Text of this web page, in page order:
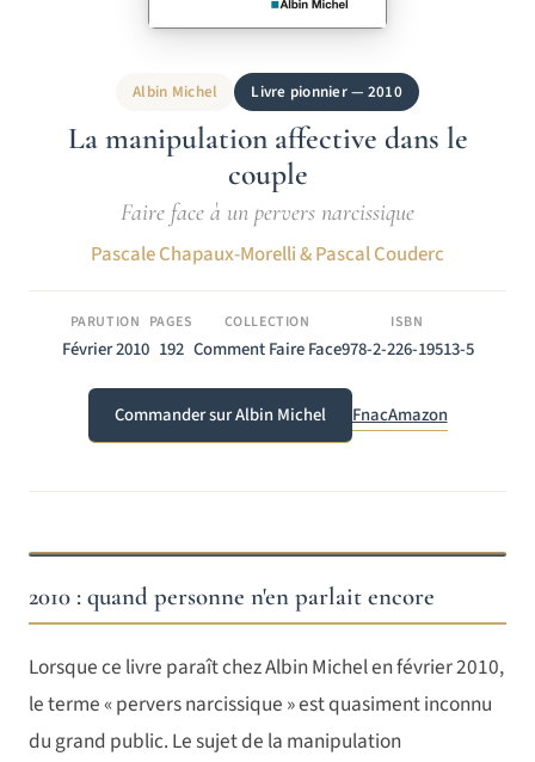
Albin Michel Livre pionnier — 2010
La manipulation affective dans le
couple
Faire face à un pervers narcissique
Pascale Chapaux-Morelli & Pascal Couderc
PARUTION
Février 2010
PAGES
192
COLLECTION
Comment Faire Face
ISBN
978-2-226-19513-5
Commander sur Albin Michel FnacAmazon
2010 : quand personne n'en parlait encore
Lorsque ce livre paraît chez Albin Michel en février 2010,
le terme « pervers narcissique » est quasiment inconnu
du grand public. Le sujet de la manipulation